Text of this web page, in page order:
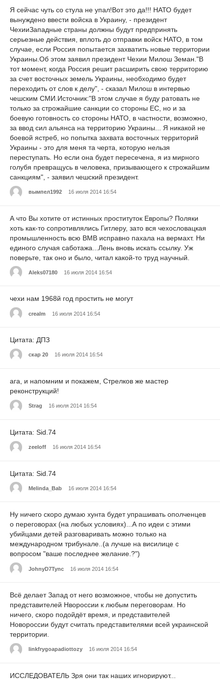
Я сейчас чуть со стула не упал!Вот это да!!! НАТО будет
вынуждено ввести войска в Украину, - президент
ЧехииЗападные страны должны будут предпринять
серьезные действия, вплоть до отправки войск НАТО, в том
случае, если Россия попытается захватить новые территории
Украины.Об этом заявил президент Чехии Милош Земан."В
тот момент, когда Россия решит расширить свою территорию
за счет восточных земель Украины, необходимо будет
переходить от слов к делу", - сказал Милош в интервью
чешским СМИ.Источник:"В этом случае я буду ратовать не
только за строжайшие санкции со стороны ЕС, но и за
боевую готовность со стороны НАТО, в частности, возможно,
за ввод сил альянса на территорию Украины... Я никакой не
боевой ястреб, но попытка захвата восточных территорий
Украины - это для меня та черта, которую нельзя
переступать. Но если она будет пересечена, я из мирного
голубя превращусь в человека, призывающего к строжайшим
санкциям", - заявил чешский президент.
вымпел1992 16 июля 2014 16:54
А что Вы хотите от истинных проституток Европы? Поляки
хоть как-то сопротивлялись Гитлеру, зато вся чехословацкая
промышленность всю ВМВ исправно пахала на вермахт. Ни
единого случая саботажа...Лень вновь искать ссылку. Уж
поверьте, так оно и было, читал какой-то труд научный.
Aleks07180 16 июля 2014 16:54
чехи нам 1968й год простить не могут
crealm 16 июля 2014 16:54
Цитата: ДПЗ
скар 20 16 июля 2014 16:54
ага, и напомним и покажем, Стрелков же мастер
реконструкций!
Strag 16 июля 2014 16:54
Цитата: Sid.74
zeeloff 16 июля 2014 16:54
Цитата: Sid.74
Melinda_Bab 16 июля 2014 16:54
Ну ничего скоро думаю хунта будет упрашивать ополченцев
о переговорах (на любых условиях)...А по идеи с этими
убийцами детей разговаривать можно только на
международном трибунале..(а лучше на висилице с
вопросом "ваше последнее желание.?")
JohnyD7Tync 16 июля 2014 16:54
Всё делает Запад от него возможное, чтобы не допустить
представителей Нвороссии к любым переговорам. Но
ничего, скоро подойдёт время, и представителей
Новороссии будут считать представителями всей украинской
территории.
linkfrygoapadiottozy 16 июля 2014 16:54
ИССЛЕДОВАТЕЛЬ Зря они так наших игнорируют...